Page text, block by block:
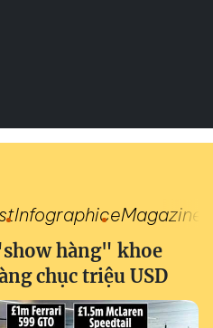
InfographiceMagazine
hàng" khoe
chục triệu USD